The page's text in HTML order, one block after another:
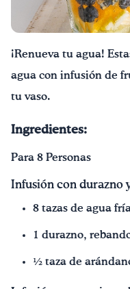
¡Bebe agua, Georgia!
¡Renueva tu agua!
agua con infusión de
tu vaso.
Ingredientes:
Para 8 Personas
Infusión con durazno
8 tazas de agua
1 durazno,
½ taza de